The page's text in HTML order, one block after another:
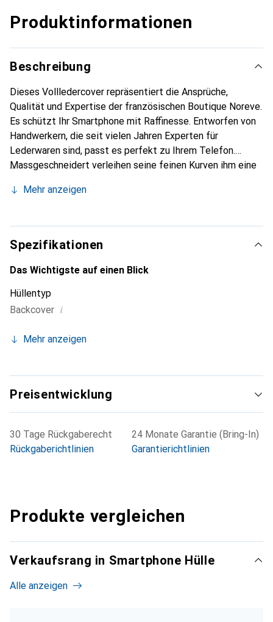
Produktinformationen
Beschreibung
Dieses Vollledercover repräsentiert die Ansprüche,
Qualität und Expertise der französischen Boutique Noreve.
Es schützt Ihr Smartphone mit Raffinesse. Entworfen von
Handwerkern, die seit vielen Jahren Experten für
Lederwaren sind, passt es perfekt zu Ihrem Telefon.
Massgeschneidert verleihen seine feinen Kurven ihm eine
unverzichtbaren Accessoire für Ihr Smartphone.
die Marke Noreve eine sichere Wahl für eine
anspruchsvolle Klientel.
Mehr anzeigen
Spezifikationen
Das Wichtigste auf einen Blick
Hüllentyp
Backcover i
Mehr anzeigen
Preisentwicklung
30 Tage Rückgaberecht
Rückgaberichtlinien
24 Monate Garantie (Bring-In)
Garantierichtlinien
Produkte vergleichen
Verkaufsrang in Smartphone Hülle
Alle anzeigen